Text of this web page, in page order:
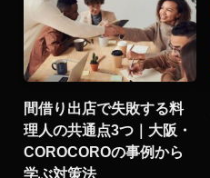
間借り出店で失敗する料
理人の共通点3つ｜大阪・
COROCOROの事例から
学ぶ対策法